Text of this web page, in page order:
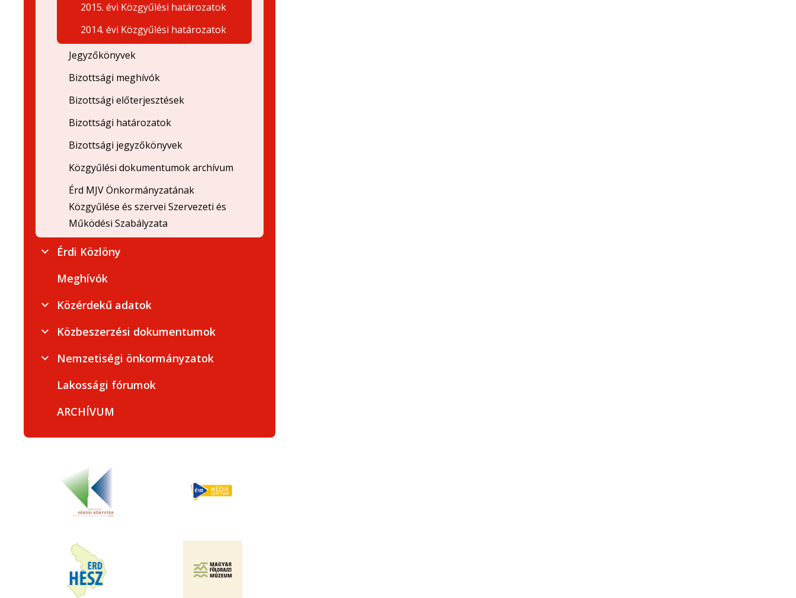
2015. évi Közgyűlési határozatok
2014. évi Közgyűlési határozatok
Jegyzőkönyvek
Bizottsági meghívók
Bizottsági előterjesztések
Bizottsági határozatok
Bizottsági jegyzőkönyvek
Közgyűlési dokumentumok archívum
Érd MJV Önkormányzatának
Közgyűlése és szervei Szervezeti és
Működési Szabályzata
Érdi Közlöny
Meghívók
Közérdekű adatok
Közbeszerzési dokumentumok
Nemzetiségi önkormányzatok
Lakossági fórumok
ARCHÍVUM